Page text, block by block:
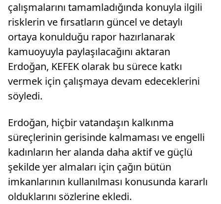
çalışmalarını tamamladığında konuyla ilgili
risklerin ve fırsatların güncel ve detaylı
ortaya konulduğu rapor hazırlanarak
kamuoyuyla paylaşılacağını aktaran
Erdoğan, KEFEK olarak bu sürece katkı
vermek için çalışmaya devam edeceklerini
söyledi.
Erdoğan, hiçbir vatandaşın kalkınma
süreçlerinin gerisinde kalmaması ve engelli
kadınların her alanda daha aktif ve güçlü
şekilde yer almaları için çağın bütün
imkanlarının kullanılması konusunda kararlı
olduklarını sözlerine ekledi.